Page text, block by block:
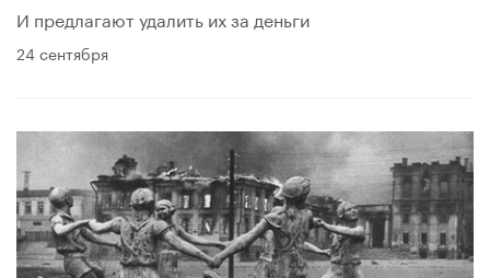
И предлагают удалить их за деньги
24 сентября